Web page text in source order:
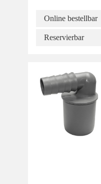
Online bestellbar
Reservierbar